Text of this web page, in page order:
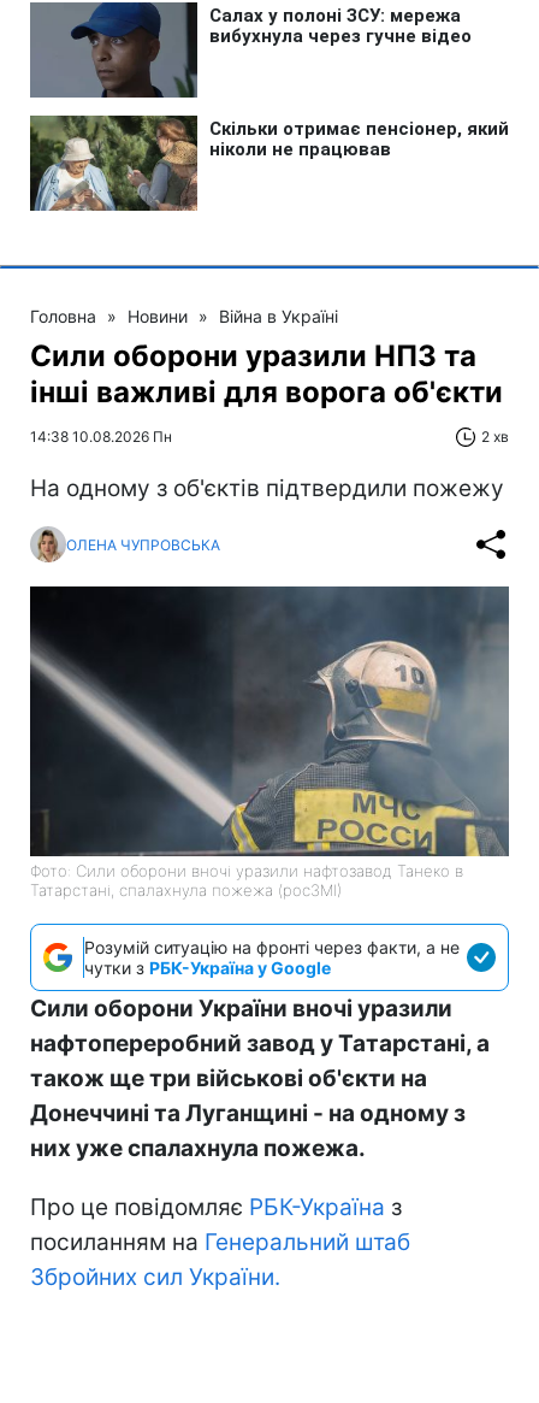
Головна » Новини » Війна в Україні
Сили оборони уразили НПЗ та
інші важливі для ворога об'єкти
14:38 10.08.2026 Пн 2 хв
На одному з об'єктів підтвердили пожежу
ОЛЕНА ЧУПРОВСЬКА
Фото: Сили оборони вночі уразили нафтозавод Танеко в
Татарстані, спалахнула пожежа (росЗМІ)
Розумій ситуацію на фронті через факти, а не
чутки з РБК-Україна у Google
Сили оборони України вночі уразили
нафтопереробний завод у Татарстані, а
також ще три військові об'єкти на
Донеччині та Луганщині - на одному з
них уже спалахнула пожежа.
Про це повідомляє РБК-Україна з
посиланням на Генеральний штаб
Збройних сил України.